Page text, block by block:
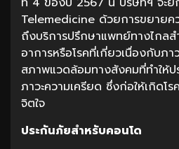
Telemedicine ด้วยการขยายค
ถึงบริการปรึกษาแพทย์ทางไกลส
อาการหรือโรคที่เกี่ยวเนื่องกับภา
สภาพแวดล้อมทางสังคมที่ทำให้ป
ภาวะความเครียด ซึ่งก่อให้เกิดโ
จิตใจ
ประกันภัยสำหรับคอนโด